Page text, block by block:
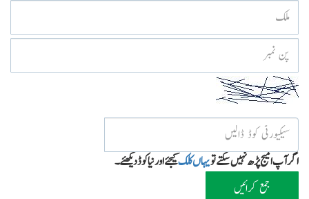
اگر آپ امیج پڑھ نہیں سکتے تویہاں کلککیجئےاور نیا کوڈ دیکھئے۔
جمع کرائیں